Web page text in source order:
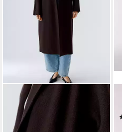
Wollmantel
279,97 €
-30%